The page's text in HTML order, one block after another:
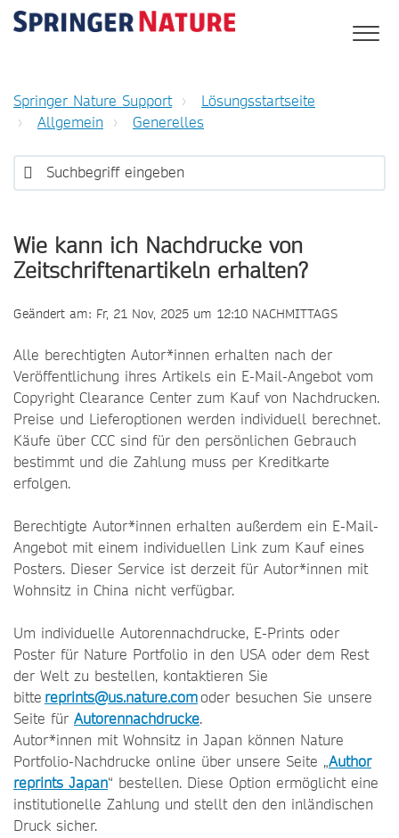
Springer Nature Support
Lösungsstartseite
Allgemein
Generelles
Wie kann ich Nachdrucke von
Zeitschriftenartikeln erhalten?
Geändert am: Fr, 21 Nov, 2025 um 12:10 NACHMITTAGS
Alle berechtigten Autor*innen erhalten nach der
Veröffentlichung ihres Artikels ein E-Mail-Angebot vom
Copyright Clearance Center zum Kauf von Nachdrucken.
Preise und Lieferoptionen werden individuell berechnet.
Käufe über CCC sind für den persönlichen Gebrauch
bestimmt und die Zahlung muss per Kreditkarte
erfolgen.
Berechtigte Autor*innen erhalten außerdem ein E-Mail-
Angebot mit einem individuellen Link zum Kauf eines
Posters. Dieser Service ist derzeit für Autor*innen mit
Wohnsitz in China nicht verfügbar.
Um individuelle Autorennachdrucke, E-Prints oder
Poster für Nature Portfolio in den USA oder dem Rest
der Welt zu bestellen, kontaktieren Sie
bitte reprints@us.nature.comoder besuchen Sie unsere
Seite für Autorennachdrucke.
Autor*innen mit Wohnsitz in Japan können Nature
Portfolio-Nachdrucke online über unsere Seite „Author
reprints Japan“ bestellen. Diese Option ermöglicht eine
institutionelle Zahlung und stellt den den inländischen
Druck sicher.